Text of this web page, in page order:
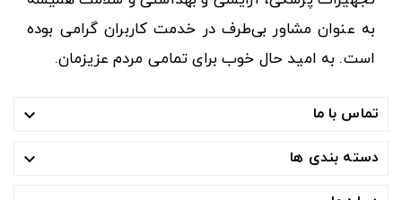
به عنوان مشاور بی‌طرف در خدمت کاربران گرامی بوده
است. به امید حال خوب برای تمامی مردم عزیزمان.
تماس با ما 
دسته بندی ها 